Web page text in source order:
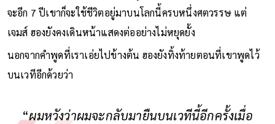
จะอีก 7 ปีเขาก็จะใช้ชีวิตอยู่มาบนโลกนี้ครบหนึ่งศตวรรษ แต่
เจมส์ ฮองยังคงเดินหน้าแสดงต่ออย่างไม่หยุดยั้ง
นอกจากคำพูดที่เราเอ่ยไปข้างต้น ฮองยังทิ้งท้ายตอนที่เขาพูดไว้
บนเวทีอีกด้วยว่า
“ผมหวังว่าผมจะกลับมายืนบนเวทีนี้อีกครั้งเมื่อ